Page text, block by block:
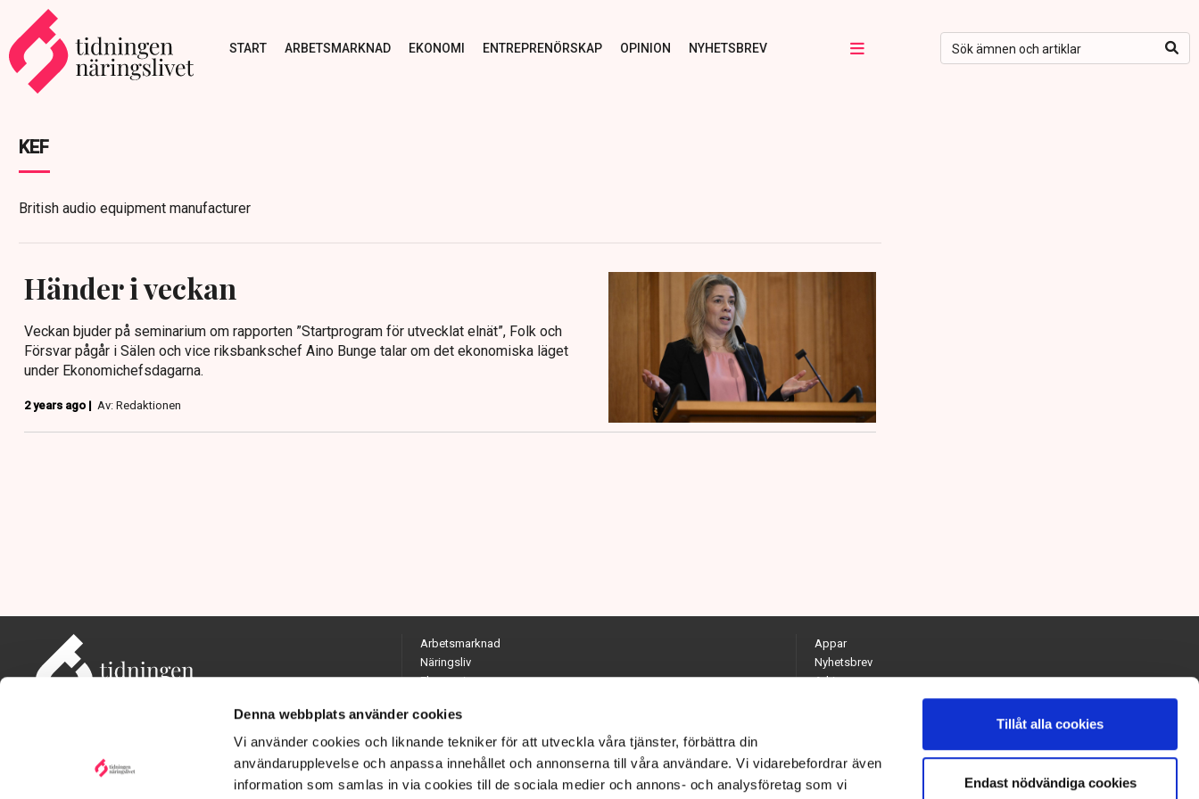
Denna webbplats använder cookies
Vi använder cookies och liknande tekniker för att utveckla våra tjänster, förbättra din
användarupplevelse och anpassa innehållet och annonserna till våra användare. Vi vidarebefordrar även
information som samlas in via cookies till de sociala medier och annons- och analysföretag som vi
Tillåt alla cookies
Endast nödvändiga cookies
START ARBETSMARKNAD EKONOMI ENTREPRENÖRSKAP OPINION NYHETSBREV
KEF
British audio equipment manufacturer
Händer i veckan
Veckan bjuder på seminarium om rapporten ”Startprogram för utvecklat elnät”, Folk och
Försvar pågår i Sälen och vice riksbankschef Aino Bunge talar om det ekonomiska läget
under Ekonomichefsdagarna.
2 years ago | Av: Redaktionen
Adress: Tidningen Näringslivet, 114 82 Stockholm
Arbetsmarknad
Näringsliv
Ekonomi
Opinion
Hållbarhet
Utrikes
Quiz
Appar
Nyhetsbrev
Arkiv
Kontakta redaktionen
Chefredaktör och ansvarig utgivare: